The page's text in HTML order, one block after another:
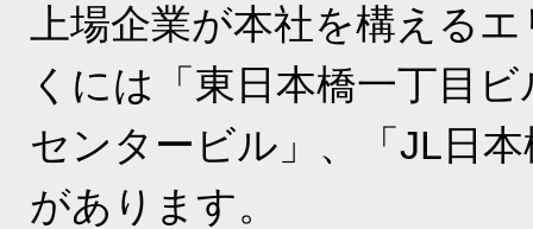
上場企業が本社を構える
くには「東日本橋一丁目
センタービル」、「JL日
があります。